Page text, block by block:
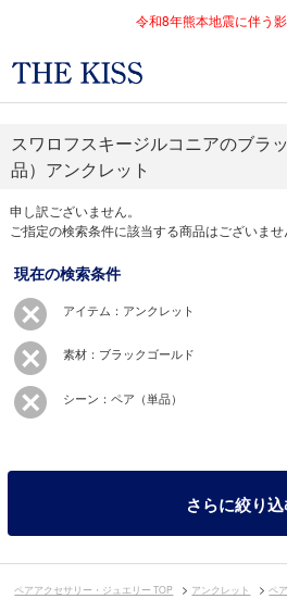
令和8年熊本地震に伴う
スワロフスキージルコニアのブラ
品）アンクレット
申し訳ございません。
ご指定の検索条件に該当する商品はございませ
現在の検索条件
アイテム：アンクレット
素材：ブラックゴールド
シーン：ペア（単品）
さらに絞り
ペアアクセサリー・ジュエリー TOP アンクレット ペ